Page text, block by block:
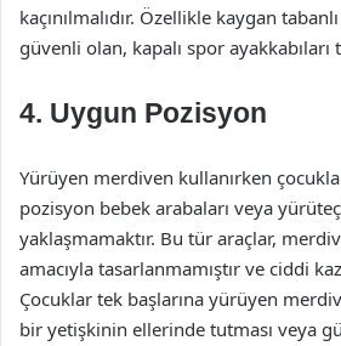
kaçınılmalıdır. Özellikle kaygan
güvenli olan, kapalı spor
4. Uygun Pozisyon
Yürüyen merdiven kullanırken
pozisyon bebek arabaları veya
yaklaşmamaktır. Bu tür araçlar,
amacıyla tasarlanmamıştır ve ciddi
Çocuklar tek başlarına yürüyen
bir yetişkinin ellerinde tutması veya